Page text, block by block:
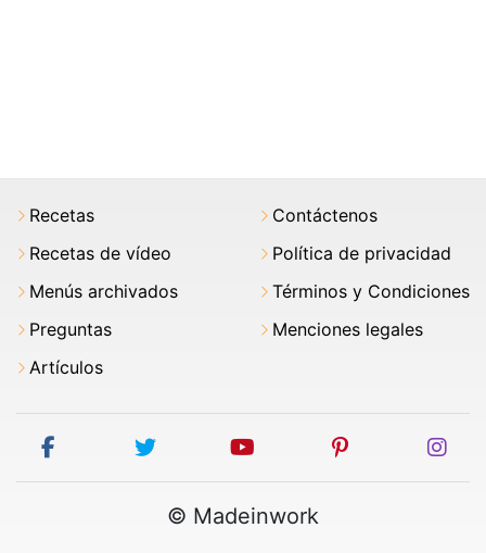
Recetas
Recetas de vídeo
Menús archivados
Preguntas
Artículos
Contáctenos
Política de privacidad
Términos y Condiciones
Menciones legales
facebook twitter youtube pinterest
© Madeinwork